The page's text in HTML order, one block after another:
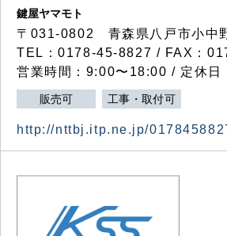
鍵屋ヤマモト
〒031-0802 青森県八戸市小中
TEL：0178-45-8827 / FAX：
営業時間：9:00〜18:00 / 定休日
販売可 工事・取付可
http://nttbj.itp.ne.jp/